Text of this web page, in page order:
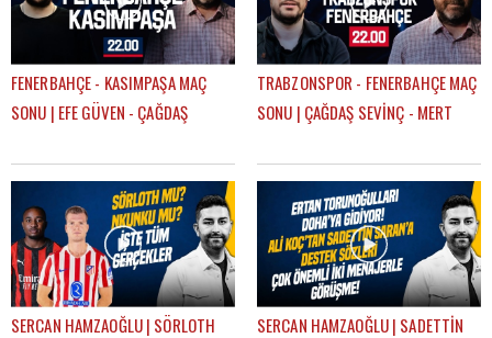
FENERBAHÇE - KASIMPAŞA MAÇ
SONU | EFE GÜVEN - ÇAĞDAŞ
TRABZONSPOR - FENERBAHÇE MAÇ
SONU | ÇAĞDAŞ SEVİNÇ - MERT
SERCAN HAMZAOĞLU | SÖRLOTH
SERCAN HAMZAOĞLU | SADETTİN